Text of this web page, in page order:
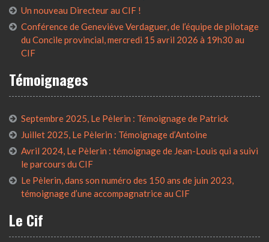
Un nouveau Directeur au CIF !
Conférence de Geneviève Verdaguer, de l’équipe de pilotage
du Concile provincial, mercredi 15 avril 2026 à 19h30 au
CIF
Témoignages
Septembre 2025, Le Pèlerin : Témoignage de Patrick
Juillet 2025, Le Pèlerin : Témoignage d’Antoine
Avril 2024, Le Pèlerin : témoignage de Jean-Louis qui a suivi
le parcours du CIF
Le Pèlerin, dans son numéro des 150 ans de juin 2023,
témoignage d’une accompagnatrice au CIF
Le Cif